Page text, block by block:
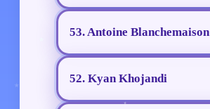
53. Antoine Blanchemaison
52. Kyan Khojandi